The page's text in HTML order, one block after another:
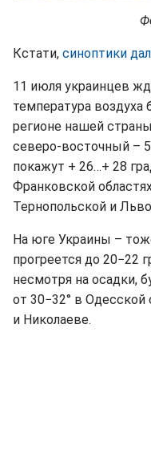
Кстати, синоптики
11 июля украинцев
температура воздуха
регионе нашей
северо-восточный –
покажут + 26…+ 28
Франковской
Тернопольской и
На юге Украины –
прогреется до 20−22
несмотря на осадки,
от 30−32° в Одесской
и Николаеве.